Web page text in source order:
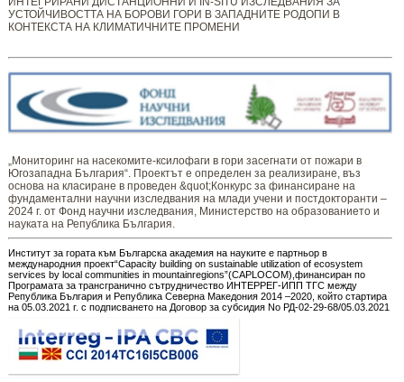
УСТОЙЧИВОСТТА НА БОРОВИ ГОРИ В ЗАПАДНИТЕ РОДОПИ В
КОНТЕКСТА НА КЛИМАТИЧНИТЕ ПРОМЕНИ
„Мониторинг ​​​на ​​насекомите-ксилофаги в гори засегнати от пожари в
Югозападна България“. Проектът е определен за реализиране, въз
основа на класиране в проведен &quot;Конкурс за финансиране на
фундаментални научни изследвания на млади учени и постдокторанти –
2024 г. от Фонд научни изследвания, Министерство на образованието и
науката на Република България.
Институт за гората към Българска академия на науките е партньор в
международния проект“Capacity building on sustainable utilization of ecosystem
services by local communities in mountainregions”(CAPLOCOM),финансиран по
Програмата за трансгранично сътрудничество ИНТЕРРЕГ-ИПП ТГС между
Република България и Република Северна Македония 2014 –2020, който стартира
на 05.03.2021 г. с подписването на Договор за субсидия No РД-02-29-68/05.03.2021